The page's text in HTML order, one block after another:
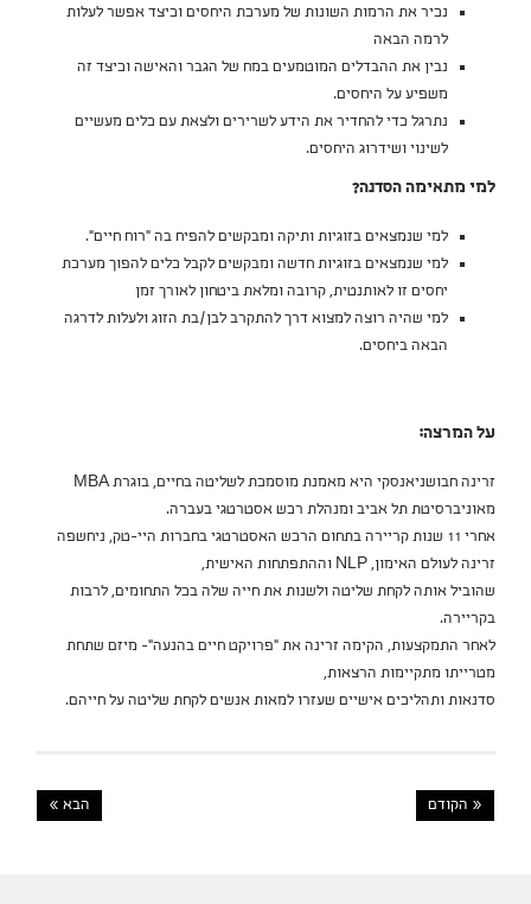
נכיר את הרמות השונות של מערכת היחסים וכיצד אפשר לעלות
לרמה הבאה
נבין את ההבדלים המוטמעים במח של הגבר והאישה וכיצד זה
משפיע על היחסים.
נתרגל כדי להחדיר את הידע לשרירים ולצאת עם כלים מעשיים
לשינוי ושידרוג היחסים.
למי מתאימה הסדנה?
למי שנמצאים בזוגיות ותיקה ומבקשים להפיח בה "רוח חיים".
למי שנמצאים בזוגיות חדשה ומבקשים לקבל כלים להפוך מערכת
יחסים זו לאותנטית, קרובה ומלאת ביטחון לאורך זמן
למי שהיה רוצה למצוא דרך להתקרב לבן/בת הזוג ולעלות לדרגה
הבאה ביחסים.
על המרצה:
זרינה חבושניאנסקי היא מאמנת מוסמכת לשליטה בחיים, בוגרת MBA
מאוניברסיטת תל אביב ומנהלת רכש אסטרטגי בעברה.
אחרי 11 שנות קריירה בתחום הרכש האסטרטגי בחברות היי-טק, ניחשפה
זרינה לעולם האימון, NLP וההתפתחות האישית,
שהוביל אותה לקחת שליטה ולשנות את חייה שלה בכל התחומים, לרבות
בקריירה.
לאחר התמקצעות, הקימה זרינה את "פרויקט חיים בהנעה"- מיזם שתחת
מטרייתו מתקיימות הרצאות,
סדנאות ותהליכים אישיים שעזרו למאות אנשים לקחת שליטה על חייהם.
« הקודם הבא »